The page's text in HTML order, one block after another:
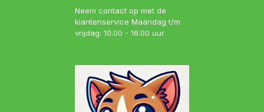
Neem contact op met de
klantenservice Maandag t/m
vrijdag: 10.00 - 16:00 uur